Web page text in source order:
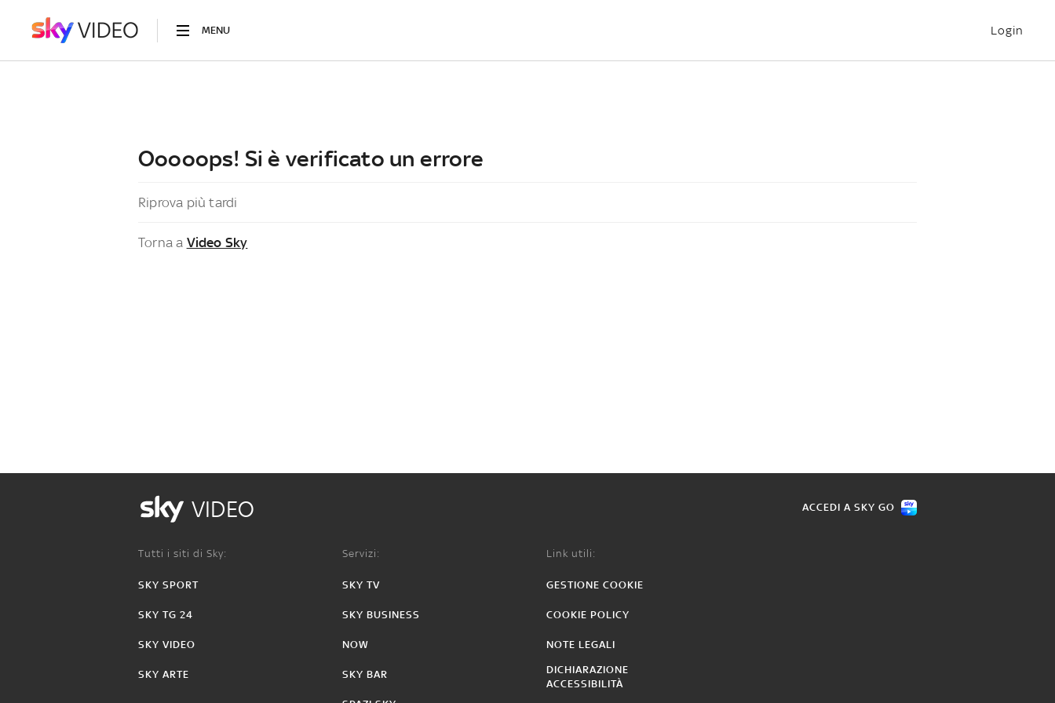
MENU Login
Ooooops! Si è verificato un errore
Riprova più tardi
Torna a Video Sky
VIDEO ACCEDI A SKY GO
Tutti i siti di Sky:
SKY SPORT
SKY TG 24
SKY VIDEO
SKY ARTE
Servizi:
SKY TV
SKY BUSINESS
NOW
SKY BAR
Link utili:
GESTIONE COOKIE
COOKIE POLICY
NOTE LEGALI
DICHIARAZIONE
ACCESSIBILITÀ